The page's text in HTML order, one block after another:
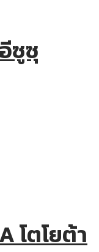
ซูซุ
โตโยต้า